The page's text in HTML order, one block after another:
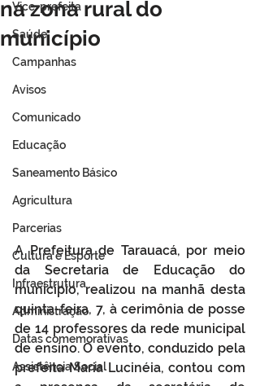
Vice-prefeita
Saúde
Campanhas
Avisos
Comunicado
Educação
Saneamento Básico
Agricultura
Parcerias
Cultura e Esporte
Infraestrutura
Administração
Datas comemorativas
Assistência Social
na zona rural do
município
A Prefeitura de Tarauacá, por meio
da Secretaria de Educação do
município, realizou na manhã desta
quinta-feira, 7, à cerimônia de posse
de 14 professores da rede municipal
de ensino. O evento, conduzido pela
prefeita Maria Lucinéia, contou com